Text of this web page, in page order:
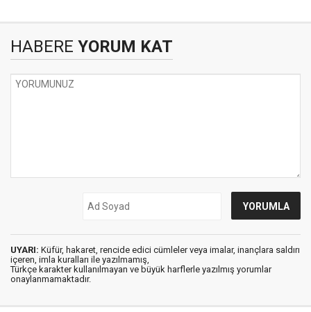
HABERE YORUM KAT
UYARI: Küfür, hakaret, rencide edici cümleler veya imalar, inançlara saldırı
içeren, imla kuralları ile yazılmamış,
Türkçe karakter kullanılmayan ve büyük harflerle yazılmış yorumlar
onaylanmamaktadır.